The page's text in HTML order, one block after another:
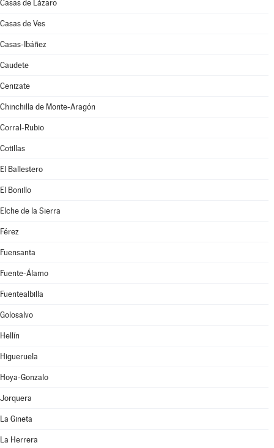
Casas de Lázaro
Casas de Ves
Casas-Ibáñez
Caudete
Cenizate
Chinchilla de Monte-Aragón
Corral-Rubio
Cotillas
El Ballestero
El Bonillo
Elche de la Sierra
Férez
Fuensanta
Fuente-Álamo
Fuentealbilla
Golosalvo
Hellín
Higueruela
Hoya-Gonzalo
Jorquera
La Gineta
La Herrera